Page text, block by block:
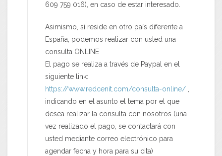
609 759 016), en caso de estar interesado.
Asimismo, si reside en otro país diferente a
España, podemos realizar con usted una
consulta ONLINE
El pago se realiza a través de Paypal en el
siguiente link:
https://www.redcenit.com/consulta-online/ ,
indicando en el asunto el tema por el que
desea realizar la consulta con nosotros (una
vez realizado el pago, se contactará con
usted mediante correo electrónico para
agendar fecha y hora para su cita)